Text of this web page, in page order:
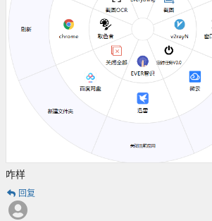
咋样
回复